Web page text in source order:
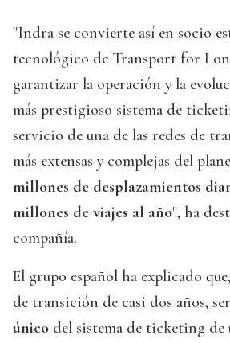
"Indra se convierte así en socio
tecnológico de Transport for
garantizar la operación y la
más prestigioso sistema de
servicio de una de las redes de
más extensas y complejas del
millones de desplazamientos
millones de viajes al año", ha
compañía.
El grupo español ha explicado
de transición de casi dos años,
único del sistema de ticketing de